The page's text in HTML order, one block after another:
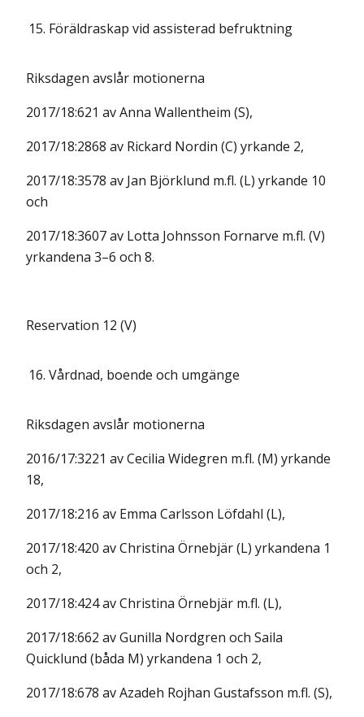
15. Föräldraskap vid assisterad befruktning
Riksdagen avslår motionerna
2017/18:621 av Anna Wallentheim (S),
2017/18:2868 av Rickard Nordin (C) yrkande 2,
2017/18:3578 av Jan Björklund m.fl. (L) yrkande 10
och
2017/18:3607 av Lotta Johnsson Fornarve m.fl. (V)
yrkandena 3–6 och 8.
Reservation 12 (V)
16. Vårdnad, boende och umgänge
Riksdagen avslår motionerna
2016/17:3221 av Cecilia Widegren m.fl. (M) yrkande
18,
2017/18:216 av Emma Carlsson Löfdahl (L),
2017/18:420 av Christina Örnebjär (L) yrkandena 1
och 2,
2017/18:424 av Christina Örnebjär m.fl. (L),
2017/18:662 av Gunilla Nordgren och Saila
Quicklund (båda M) yrkandena 1 och 2,
2017/18:678 av Azadeh Rojhan Gustafsson m.fl. (S),